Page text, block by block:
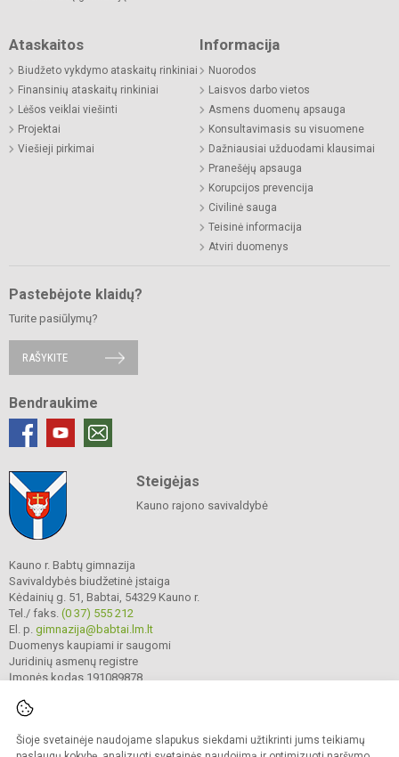
Šioje svetainėje naudojame slapukus siekdami užtikrinti jums teikiamų
Ataskaitos
Biudžeto vykdymo ataskaitų rinkiniai
Finansinių ataskaitų rinkiniai
Lėšos veiklai viešinti
Projektai
Viešieji pirkimai
Informacija
Nuorodos
Laisvos darbo vietos
Asmens duomenų apsauga
Konsultavimasis su visuomene
Dažniausiai užduodami klausimai
Pranešėjų apsauga
Korupcijos prevencija
Civilinė sauga
Teisinė informacija
Atviri duomenys
Pastebėjote klaidų?
Turite pasiūlymų?
RAŠYKITE
Bendraukime
Steigėjas
Kauno rajono savivaldybė
Kauno r. Babtų gimnazija
Savivaldybės biudžetinė įstaiga
Kėdainių g. 51, Babtai, 54329 Kauno r.
Tel./ faks. (0 37) 555 212
El. p. gimnazija@babtai.lm.lt
Duomenys kaupiami ir saugomi
Juridinių asmenų registre
Įmonės kodas 191089878
© 2025. Kauno r. Babtų gimnazija. Visos teisės saugomos.